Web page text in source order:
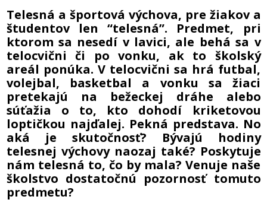
Telesná a športová výchova, pre žiakov a
študentov len “telesná”. Predmet, pri
ktorom sa nesedí v lavici, ale behá sa v
telocvični či po vonku, ak to školský
areál ponúka. V telocvični sa hrá futbal,
volejbal, basketbal a vonku sa žiaci
pretekajú na bežeckej dráhe alebo
súťažia o to, kto dohodí kriketovou
loptičkou najďalej. Pekná predstava. No
aká je skutočnosť? Bývajú hodiny
telesnej výchovy naozaj také? Poskytuje
nám telesná to, čo by mala? Venuje naše
školstvo dostatočnú pozornosť tomuto
predmetu?